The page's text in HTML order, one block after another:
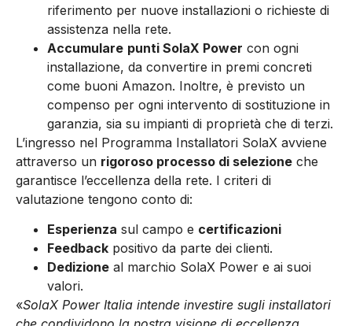
riferimento per nuove installazioni o richieste di
assistenza nella rete.
Accumulare punti SolaX Power con ogni
installazione, da convertire in premi concreti
come buoni Amazon. Inoltre, è previsto un
compenso per ogni intervento di sostituzione in
garanzia, sia su impianti di proprietà che di terzi.
L’ingresso nel Programma Installatori SolaX avviene
attraverso un rigoroso processo di selezione che
garantisce l’eccellenza della rete. I criteri di
valutazione tengono conto di:
Esperienza sul campo e certificazioni
Feedback positivo da parte dei clienti.
Dedizione al marchio SolaX Power e ai suoi
valori.
«SolaX Power Italia intende investire sugli installatori